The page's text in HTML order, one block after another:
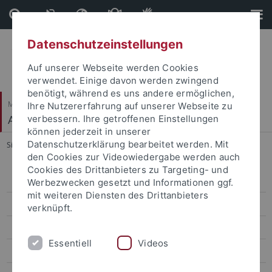
Direkt
zum
Inhalt
Direkt
zur
Fußleiste
Mathematisch-Naturwissenschaftliche Fakultät
Arbeitsbereich Informationsdienste
Sie sind hier: Startseite ... Materialien
Digitale Lehre Wintersemester 2022/23
Grundlagen der Web-Entwicklung
Godot: Computerspiele leicht gemacht
Datenschutzeinstellungen
Auf unserer Webseite werden Cookies
verwendet. Einige davon werden zwingend
benötigt, während es uns andere ermöglichen,
Ihre Nutzererfahrung auf unserer Webseite zu
verbessern. Ihre getroffenen Einstellungen
können jederzeit in unserer
Datenschutzerklärung bearbeitet werden. Mit
den Cookies zur Videowiedergabe werden auch
Cookies des Drittanbieters zu Targeting- und
Werbezwecken gesetzt und Informationen ggf.
mit weiteren Diensten des Drittanbieters
verknüpft.
Essentiell Videos